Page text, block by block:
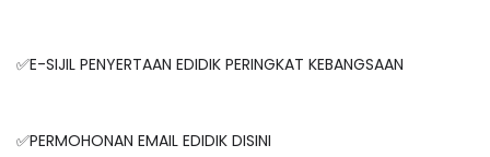
✅E-SIJIL PENYERTAAN EDIDIK PERINGKAT KEBANGSAAN
✅PERMOHONAN EMAIL EDIDIK DISINI